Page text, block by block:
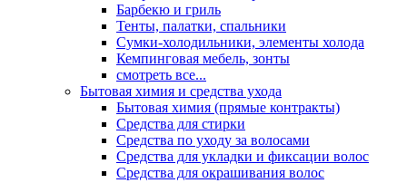
Барбекю и гриль
Тенты, палатки, спальники
Сумки-холодильники, элементы холода
Кемпинговая мебель, зонты
смотреть все...
Бытовая химия и средства ухода
Бытовая химия (прямые контракты)
Средства для стирки
Средства по уходу за волосами
Средства для укладки и фиксации волос
Средства для окрашивания волос